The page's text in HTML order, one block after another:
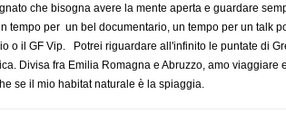
che bisogna avere la mente aperta e guardare
tempo per un bel documentario, un tempo per un talk
o il GF Vip. Potrei riguardare all'infinito le puntate di
Divisa fra Emilia Romagna e Abruzzo, amo viaggiare
se il mio habitat naturale è la spiaggia.